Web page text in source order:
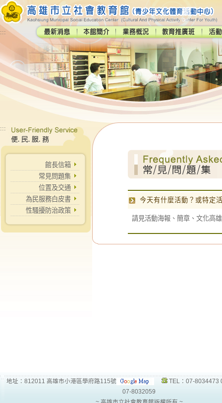
:::
:::
館長信箱
常見問題集
位置及交通
為民服務白皮書
性騷擾防治政策
今天有什麼活動？或特定
請見活動海報、簡章、文化高
地址：812011 高雄市小港區學府路115號
TEL：07-8034473
07-8032059